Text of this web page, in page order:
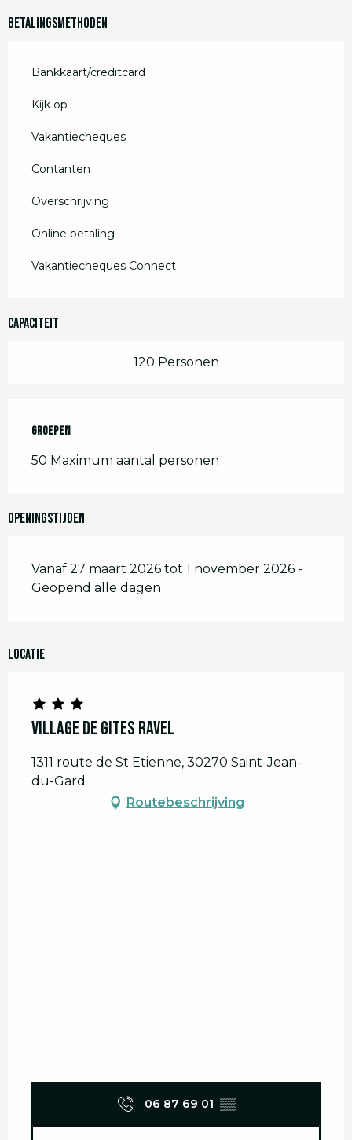
Betalingsmethoden
Bankkaart/creditcard
Kijk op
Vakantiecheques
Contanten
Overschrijving
Online betaling
Vakantiecheques Connect
Capaciteit
120 Personen
Groepen
Groepen
50 Maximum aantal personen
Openingstijden
Vanaf 27 maart 2026 tot 1 november 2026 -
Geopend alle dagen
Locatie
Village de gites Ravel
1311 route de St Etienne, 30270 Saint-Jean-
du-Gard
Routebeschrijving
06 87 69 01 ▒▒